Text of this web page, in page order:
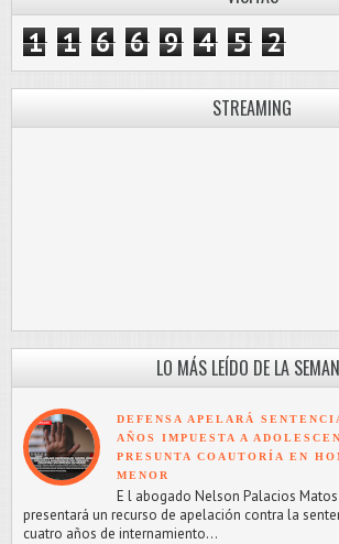
1 1 6 6 9 4 5 2
STREAMING
LO MÁS LEÍDO DE LA
DEFENSA APELARÁ
AÑOS IMPUESTA A
PRESUNTA COAUTORÍA EN
MENOR
E l abogado Nelson Palacios
presentará un recurso de apelación contra la
cuatro años de internamiento...